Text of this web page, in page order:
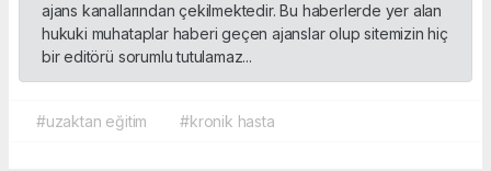
ajans kanallarından çekilmektedir. Bu haberlerde yer alan
hukuki muhataplar haberi geçen ajanslar olup sitemizin hiç
bir editörü sorumlu tutulamaz...
#uzaktan eğitim #kronik hasta